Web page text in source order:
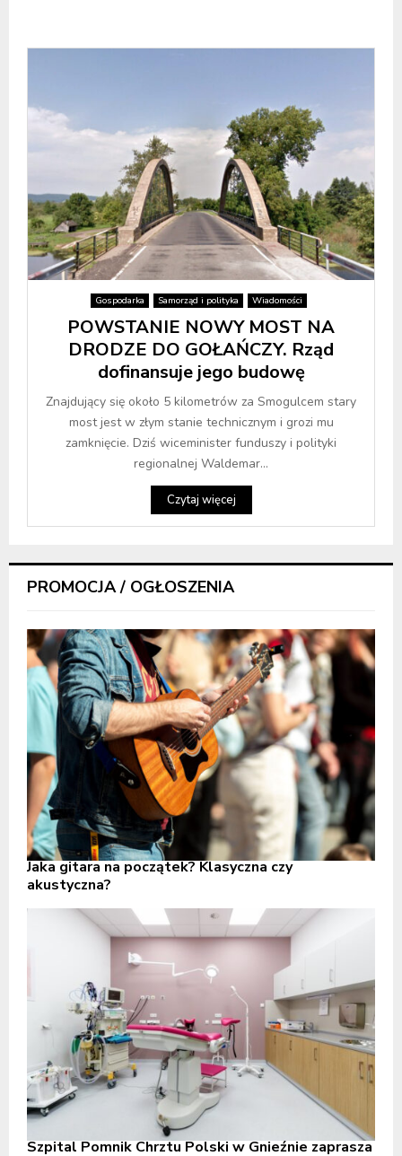
Gospodarka Samorząd i polityka Wiadomości
POWSTANIE NOWY MOST NA
DRODZE DO GOŁAŃCZY. Rząd
dofinansuje jego budowę
Znajdujący się około 5 kilometrów za Smogulcem stary
most jest w złym stanie technicznym i grozi mu
zamknięcie. Dziś wiceminister funduszy i polityki
regionalnej Waldemar...
Czytaj więcej
PROMOCJA / OGŁOSZENIA
Jaka gitara na początek? Klasyczna czy
akustyczna?
Szpital Pomnik Chrztu Polski w Gnieźnie zaprasza